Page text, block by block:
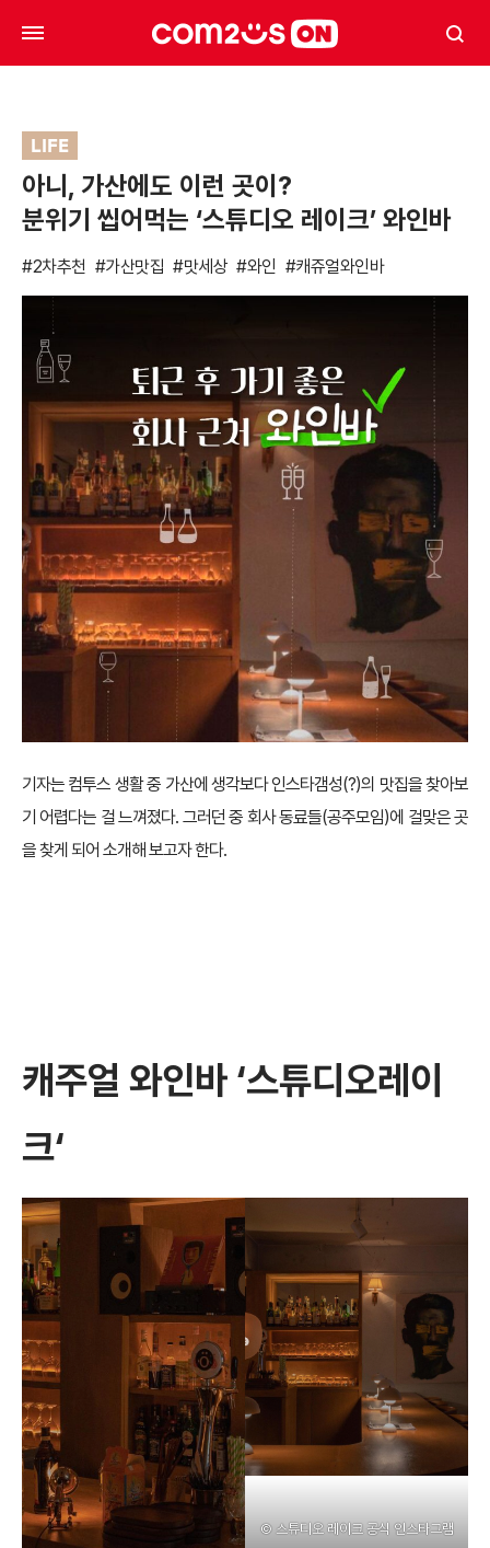
LIFE
아니, 가산에도 이런 곳이?
분위기 씹어먹는 ‘스튜디오 레이크’ 와인바
#2차추천 #가산맛집 #맛세상 #와인 #캐쥬얼와인바
기자는 컴투스 생활 중 가산에 생각보다 인스타갬성(?)의 맛집을 찾아보
기 어렵다는 걸 느껴졌다. 그러던 중 회사 동료들(공주모임)에 걸맞은 곳
을 찾게 되어 소개해 보고자 한다.
캐주얼 와인바 ‘스튜디오레이
크‘
© 스튜디오 레이크 공식 인스타그램